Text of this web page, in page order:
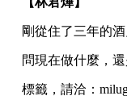
剛從住了三年的
問現在做什麼，
標籤，請洽：